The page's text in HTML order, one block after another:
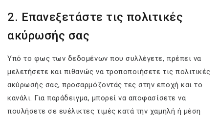
2. Επανεξετάστε τις πολιτικές
ακύρωσής σας
Υπό το φως των δεδομένων που συλλέγετε, πρέπει να
μελετήσετε και πιθανώς να τροποποιήσετε τις πολιτικές
ακύρωσής σας, προσαρμόζοντάς τες στην εποχή και το
κανάλι. Για παράδειγμα, μπορεί να αποφασίσετε να
πουλήσετε σε ευέλικτες τιμές κατά την χαμηλή ή μέση